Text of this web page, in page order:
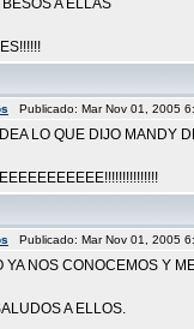
A ELLAS
Publicado: Mar Nov 01, 2005
LO QUE DIJO MANDY
Publicado: Mar Nov 01, 2005
YA NOS CONOCEMOS Y
A ELLOS.